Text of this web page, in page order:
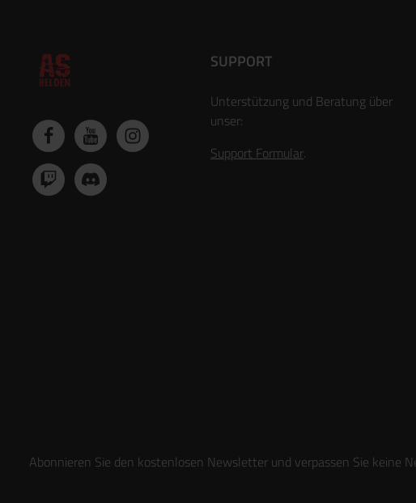
Abonnieren Sie den kostenlosen Newsletter und verpassen Sie keine
SUPPORT
Unterstützung und Beratung über
unser:
Support Formular.